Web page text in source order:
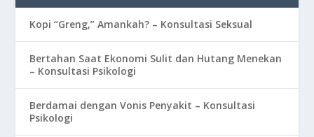
Kopi “Greng,” Amankah? – Konsultasi Seksual
Bertahan Saat Ekonomi Sulit dan Hutang Menekan
– Konsultasi Psikologi
Berdamai dengan Vonis Penyakit – Konsultasi
Psikologi